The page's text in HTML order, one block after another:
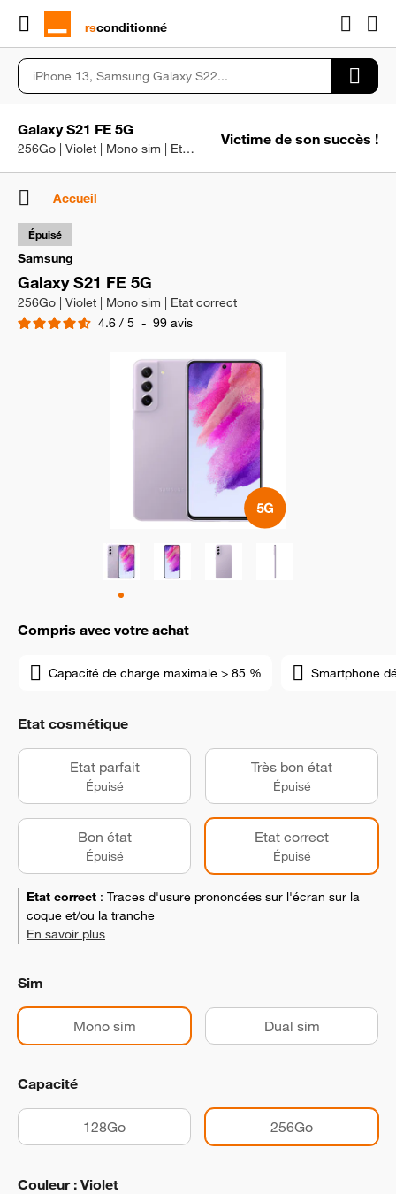
rɘconditionné
Galaxy S21 FE 5G
256Go | Violet | Mono sim | Etat correct
Victime de son succès !
Accueil
Samsung
Galaxy S21 FE 5G
256Go | Violet | Mono sim | Etat correct
4.6 / 5 - 99 avis
Épuisé
Compris avec votre achat
Capacité de charge maximale > 85 % Smartphone
Etat cosmétique
Etat parfait
Épuisé
Très bon état
Épuisé
Bon état
Épuisé
Etat correct
Épuisé
Etat correct : Traces d'usure prononcées sur l'écran sur la
coque et/ou la tranche
En savoir plus
Sim
Mono sim Dual sim
Capacité
128Go 256Go
Couleur : Violet